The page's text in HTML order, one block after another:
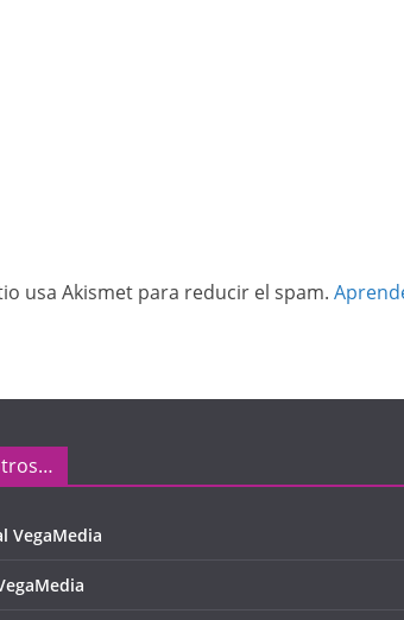
usa Akismet para reducir el spam.
VegaMedia